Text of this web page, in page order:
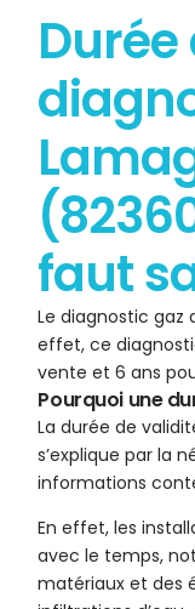
faut
Le diagnostic gaz
effet, ce
vente et 6 ans
Pourquoi une
La durée de
s’explique par la
informations
En effet, les
avec le temps,
matériaux et des